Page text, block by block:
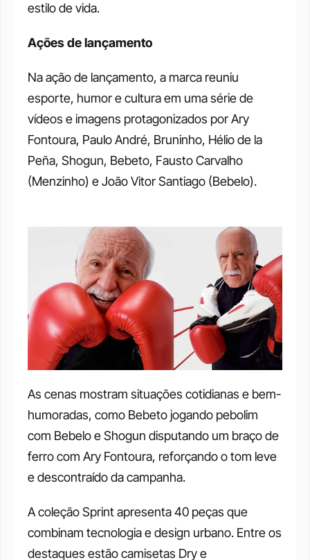
estilo de vida.
Ações de lançamento
Na ação de lançamento, a marca reuniu
esporte, humor e cultura em uma série de
vídeos e imagens protagonizados por Ary
Fontoura, Paulo André, Bruninho, Hélio de la
Peña, Shogun, Bebeto, Fausto Carvalho
(Menzinho) e João Vitor Santiago (Bebelo).
As cenas mostram situações cotidianas e bem-
humoradas, como Bebeto jogando pebolim
com Bebelo e Shogun disputando um braço de
ferro com Ary Fontoura, reforçando o tom leve
e descontraído da campanha.
A coleção Sprint apresenta 40 peças que
combinam tecnologia e design urbano. Entre os
destaques estão camisetas Dry e